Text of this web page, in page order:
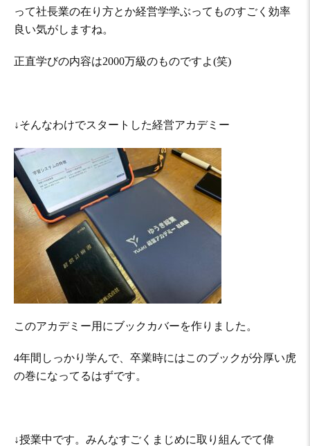
って社長業の在り方とか経営学学ぶってものすごく効率
良い気がしますね。
正直学びの内容は2000万級のものですよ(笑)
↓そんなわけでスタートした経営アカデミー
このアカデミー用にブックカバーを作りました。
4年間しっかり学んで、卒業時にはこのブックが分厚い虎
の巻になってるはずです。
↓授業中です。みんなすごくまじめに取り組んでて偉